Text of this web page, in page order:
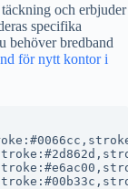
och erbjuder
specifika
behöver bredband
för nytt kontor i